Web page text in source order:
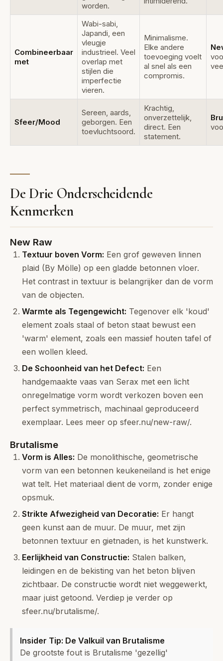
worden.
Combineerbaar
met
Wabi-sabi,
Japandi, een
vleugje
industrieel. Veel
overlap met
stijlen die
imperfectie
vieren.
Minimalisme.
Elke andere
toevoeging voelt
al snel als een
compromis.
Sfeer/Mood
Sereen, aards,
geborgen. Een
toevluchtsoord.
Krachtig,
onverzettelijk,
direct. Een
statement.
De Drie Onderscheidende
Kenmerken
New Raw
Textuur boven Vorm: Een grof geweven linnen
plaid (By Mölle) op een gladde betonnen vloer.
Het contrast in textuur is belangrijker dan de vorm
van de objecten.
Warmte als Tegengewicht: Tegenover elk 'koud'
element zoals staal of beton staat bewust een
'warm' element, zoals een massief houten tafel of
een wollen kleed.
De Schoonheid van het Defect: Een
handgemaakte vaas van Serax met een licht
onregelmatige vorm wordt verkozen boven een
perfect symmetrisch, machinaal geproduceerd
exemplaar. Lees meer op sfeer.nu/new-raw/.
Brutalisme
Vorm is Alles: De monolithische, geometrische
vorm van een betonnen keukeneiland is het enige
wat telt. Het materiaal dient de vorm, zonder enige
opsmuk.
Strikte Afwezigheid van Decoratie: Er hangt
geen kunst aan de muur. De muur, met zijn
betonnen textuur en gietnaden, is het kunstwerk.
Eerlijkheid van Constructie: Stalen balken,
leidingen en de bekisting van het beton blijven
zichtbaar. De constructie wordt niet weggewerkt,
maar juist getoond. Verdiep je verder op
sfeer.nu/brutalisme/.
Insider Tip: De Valkuil van Brutalisme
De grootste fout is Brutalisme 'gezellig'